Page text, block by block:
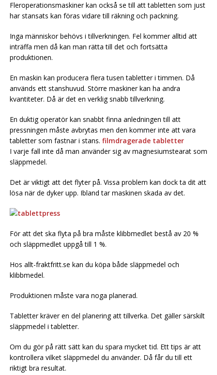
Fleroperationsmaskiner kan också se till att tabletten som just
har stansats kan föras vidare till räkning och packning.
Inga människor behövs i tillverkningen. Fel kommer alltid att
inträffa men då kan man rätta till det och fortsätta
produktionen.
En maskin kan producera flera tusen tabletter i timmen. Då
används ett stanshuvud. Större maskiner kan ha andra
kvantiteter. Då är det en verklig snabb tillverkning.
En duktig operatör kan snabbt finna anledningen till att
pressningen måste avbrytas men den kommer inte att vara
tabletter som fastnar i stans. filmdragerade tabletter
I varje fall inte då man använder sig av magnesiumstearat som
släppmedel.
Det är viktigt att det flyter på. Vissa problem kan dock ta dit att
lösa när de dyker upp. Ibland tar maskinen skada av det.
För att det ska flyta på bra måste klibbmedlet bestå av 20 %
och släppmedlet uppgå till 1 %.
Hos allt-fraktfritt.se kan du köpa både släppmedel och
klibbmedel.
Produktionen måste vara noga planerad.
Tabletter kräver en del planering att tillverka. Det gäller särskilt
släppmedel i tabletter.
Om du gör på rätt sätt kan du spara mycket tid. Ett tips är att
kontrollera vilket släppmedel du använder. Då får du till ett
riktigt bra resultat.